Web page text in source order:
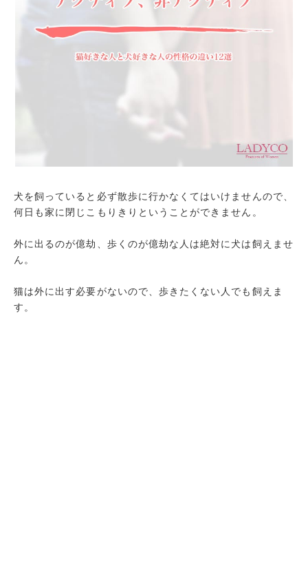
犬を飼っていると必ず散歩に行かなくてはいけませんので、
何日も家に閉じこもりきりということができません。
外に出るのが億劫、歩くのが億劫な人は絶対に犬は飼えませ
ん。
猫は外に出す必要がないので、歩きたくない人でも飼えま
す。